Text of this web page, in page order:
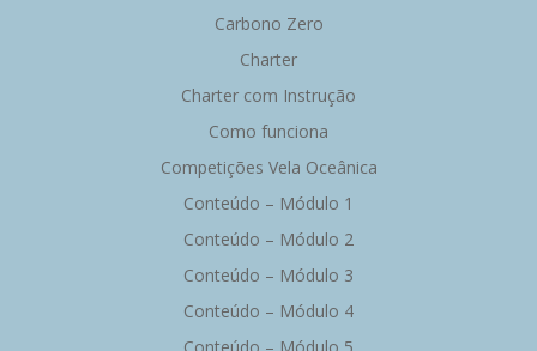
Carbono Zero
Charter
Charter com Instrução
Como funciona
Competições Vela Oceânica
Conteúdo – Módulo 1
Conteúdo – Módulo 2
Conteúdo – Módulo 3
Conteúdo – Módulo 4